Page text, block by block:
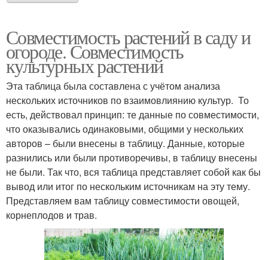
Совместимость растений в саду и
огороде. Совместимость
культурных растений
Эта таблица была составлена с учётом анализа
нескольких источников по взаимовлиянию культур. То
есть, действовал принцип: те данные по совместимости,
что оказывались одинаковыми, общими у нескольких
авторов – были внесены в таблицу. Данные, которые
разнились или были противоречивы, в таблицу внесены
не были. Так что, вся таблица представляет собой как бы
вывод или итог по нескольким источникам на эту тему.
Представляем вам таблицу совместимости овощей,
корнеплодов и трав.